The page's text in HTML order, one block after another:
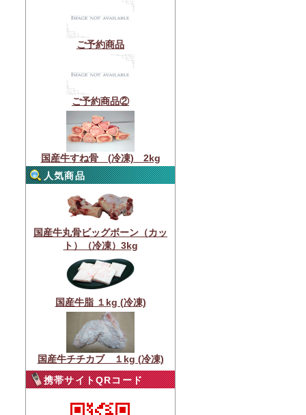
ご予約商品
ご予約商品②
国産牛すね骨 (冷凍) 2kg
人気商品
国産牛丸骨ビッグボーン（カッ
ト）（冷凍）3kg
国産牛脂 １kg (冷凍)
国産牛チチカブ １kg (冷凍)
携帯サイトQRコード